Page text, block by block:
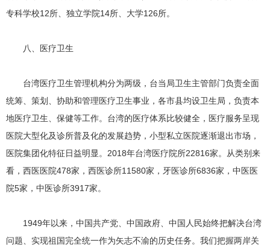
专科学校12所、独立学院14所、大学126所。
八、医疗卫生
台湾医疗卫生管理机构分为两级，台当局卫生主管部门负责全面
统筹、策划、协助和管理医疗卫生事业，各市县均设卫生局，负责本
地医疗卫生、保健等工作。台湾的医疗体系比较健全，医疗服务呈现
医院大型化及诊所普及化的发展趋势，小型私立医院逐渐退出市场，
医院集团化特征日益明显。2018年台湾医疗院所22816家。从类别来
看，西医医院478家，西医诊所11580家，牙医诊所6836家，中医医
院5家，中医诊所3917家。
1949年以来，中国共产党、中国政府、中国人民始终把解决台湾
问题、实现祖国完全统一作为矢志不渝的历史任务。我们把握两岸关